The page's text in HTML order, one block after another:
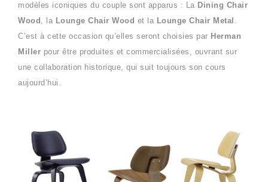
modèles iconiques du couple sont apparus : La Dining Chair
Wood , la Lounge Chair Wood et la Lounge Chair Metal .
C’est à cette occasion qu’elles seront choisies par Herman
Miller pour être produites et commercialisées, ouvrant sur
une collaboration historique, qui suit toujours son cours
aujourd’hui.